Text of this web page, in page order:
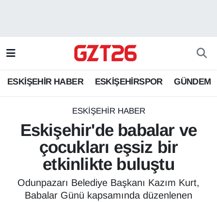
ESKİŞEHİR HABER ESKİŞEHİRSPOR GÜNDEM
ESKİŞEHİR HABER
Eskişehir'de babalar ve
çocukları eşsiz bir
etkinlikte buluştu
Odunpazarı Belediye Başkanı Kazım Kurt,
Babalar Günü kapsamında düzenlenen
ESKİŞEHİRSPOR
GÜNDEM
Odunpazarı Trafik Yoğunluk Haritası
Süper Lig Puan Durumu ve Fikstür
Tüm Manşetler
Son Dakika Haberleri
Haber Arşivi